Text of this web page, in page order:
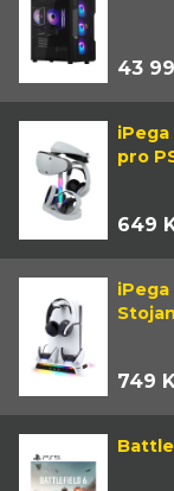
43
pro
649
749